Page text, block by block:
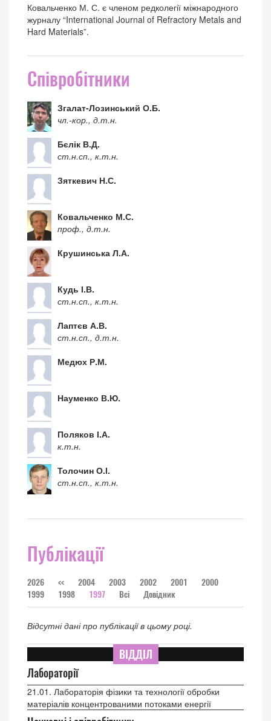
Ковальченко М. С. є членом редколегії міжнародного
журналу “International Journal of Refractory Metals and
Hard Materials”.
Співробітники
Згалат-Лозинський О.Б.
чл.-кор., д.т.н.
Бєлік В.Д.
ст.н.сп., к.т.н.
Зяткевич Н.С.
Ковальченко М.С.
проф., д.т.н.
Крушинська Л.А.
Кудь І.В.
ст.н.сп., к.т.н.
Лаптєв А.В.
ст.н.сп., д.т.н.
Медюх Р.М.
Науменко В.Ю.
Поляков І.А.
к.т.н.
Толочин О.І.
ст.н.сп., к.т.н.
Публікації
2026 << 2004 2003 2002 2001
2000
1999
1998 1997 Всі Довідник
Відсутні дані про публікації в цьому році.
ВІДДІЛ
Лабораторії
21.01. Лабораторія фізики та технології обробки
матеріалів концентрованими потоками енергії